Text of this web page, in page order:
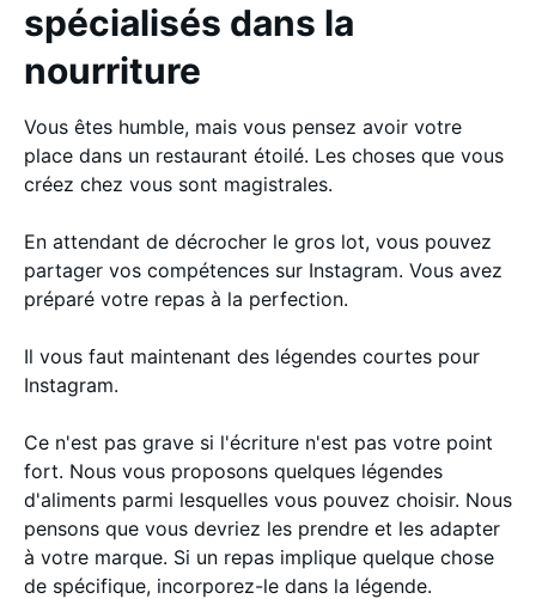
spécialisés dans la
nourriture
Vous êtes humble, mais vous pensez avoir votre
place dans un restaurant étoilé. Les choses que vous
créez chez vous sont magistrales.
En attendant de décrocher le gros lot, vous pouvez
partager vos compétences sur Instagram. Vous avez
préparé votre repas à la perfection.
Il vous faut maintenant des légendes courtes pour
Instagram.
Ce n'est pas grave si l'écriture n'est pas votre point
fort. Nous vous proposons quelques légendes
d'aliments parmi lesquelles vous pouvez choisir. Nous
pensons que vous devriez les prendre et les adapter
à votre marque. Si un repas implique quelque chose
de spécifique, incorporez-le dans la légende.